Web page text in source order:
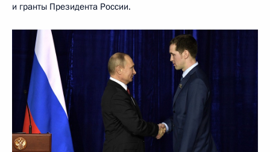
и гранты Президента России.